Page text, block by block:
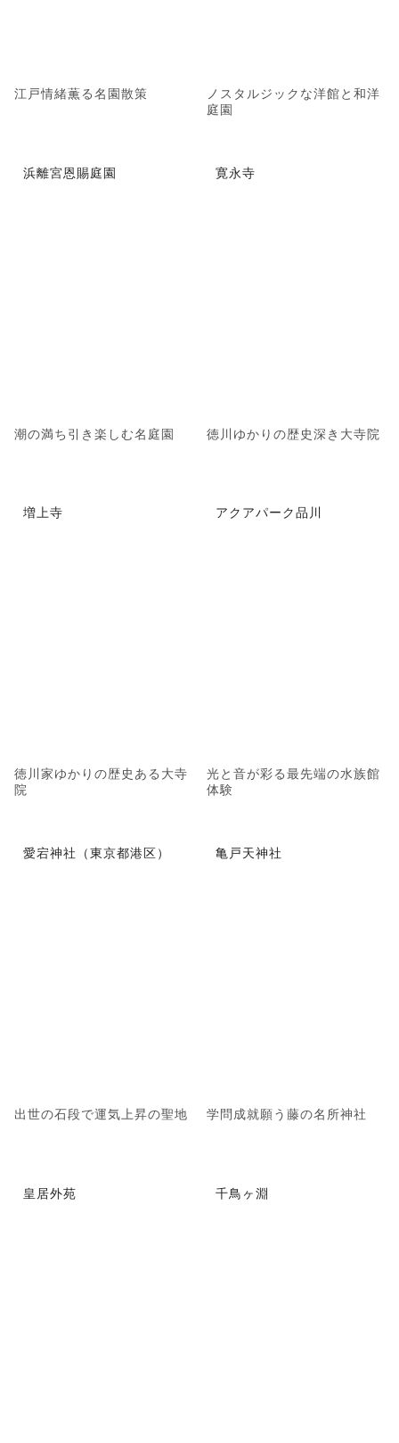
江戸情緒薫る名園散策
ノスタルジックな洋館と和洋
庭園
浜離宮恩賜庭園
潮の満ち引き楽しむ名庭園
寛永寺
徳川ゆかりの歴史深き大寺院
増上寺
徳川家ゆかりの歴史ある大寺
院
アクアパーク品川
光と音が彩る最先端の水族館
体験
愛宕神社（東京都港区）
出世の石段で運気上昇の聖地
亀戸天神社
学問成就願う藤の名所神社
皇居外苑 千鳥ヶ淵